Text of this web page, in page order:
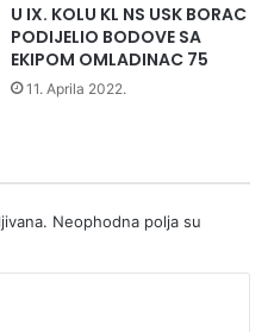
U IX. KOLU KL NS USK BORAC
PODIJELIO BODOVE SA
EKIPOM OMLADINAC 75
11. Aprila 2022.
Neophodna polja su